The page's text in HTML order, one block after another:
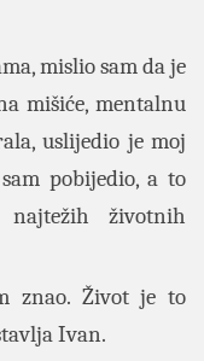
mislio sam da je
mišiće, mentalnu
uslijedio je moj
pobijedio, a to
životnih
znao. Život je to
Ivan.